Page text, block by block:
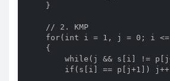
    }
    // 2. KMP
for(int i = 1, j = 0; i
    {
while(j && s[i] !=
if(s[i] == p[j+1])